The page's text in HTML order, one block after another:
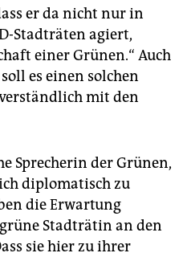
er da nicht nur in
Stadträten agiert,
einer Grünen.“ Auch
es einen solchen
mit den
Sprecherin der Grünen,
diplomatisch zu
die Erwartung
Stadträtin an den
sie hier zu ihrer